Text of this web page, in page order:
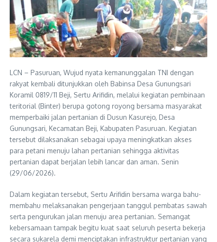
LCN – Pasuruan, Wujud nyata kemanunggalan TNI dengan
rakyat kembali ditunjukkan oleh Babinsa Desa Gunungsari
Koramil 0819/11 Beji, Sertu Arifidin, melalui kegiatan pembinaan
teritorial (Binter) berupa gotong royong bersama masyarakat
memperbaiki jalan pertanian di Dusun Kasurejo, Desa
Gunungsari, Kecamatan Beji, Kabupaten Pasuruan. Kegiatan
tersebut dilaksanakan sebagai upaya meningkatkan akses
para petani menuju lahan pertanian sehingga aktivitas
pertanian dapat berjalan lebih lancar dan aman. Senin
(29/06/2026).
Dalam kegiatan tersebut, Sertu Arifidin bersama warga bahu-
membahu melaksanakan pengerjaan tanggul pembatas sawah
serta pengurukan jalan menuju area pertanian. Semangat
kebersamaan tampak begitu kuat saat seluruh peserta bekerja
secara sukarela demi menciptakan infrastruktur pertanian yang